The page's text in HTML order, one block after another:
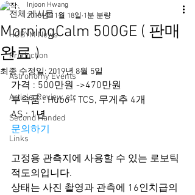
전체 게시물
HOBYM News
Production
Astronomy Events
Article, Review, etc
Second Handed
Links
MorningCalm 500GE ( 판매
완료 )
Injoon Hwang
2018년 11월 18일 1분 분량
최종 수정일: 2019년 8월 5일
가격 : 500만원 ->470만원
부속품 : Hubo-i TCS, 무게추 4개
AS : 1년
문의하기
고정용 관측지에 사용할 수 있는 로보틱
적도의입니다.
상태는 사진 촬영과 관측에 16인치급의